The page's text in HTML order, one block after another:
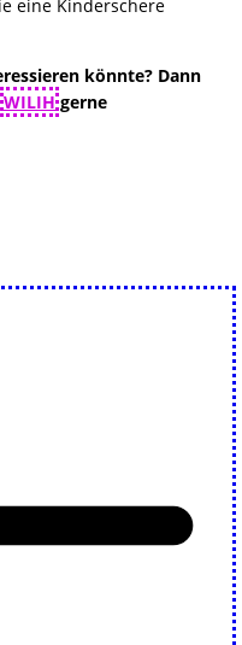
eine Kinderschere
könnte? Dann
WILIHgerne